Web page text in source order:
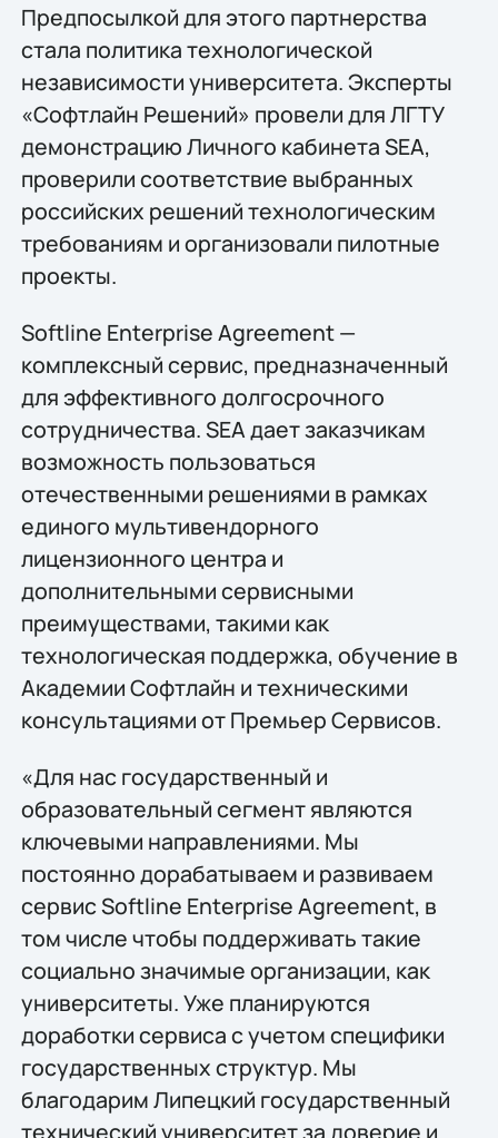
Предпосылкой для этого партнерства
стала политика технологической
независимости университета. Эксперты
«Софтлайн Решений» провели для ЛГТУ
демонстрацию Личного кабинета SEA,
проверили соответствие выбранных
российских решений технологическим
требованиям и организовали пилотные
проекты.
Softline Enterprise Agreement —
комплексный сервис, предназначенный
для эффективного долгосрочного
сотрудничества. SEA дает заказчикам
возможность пользоваться
отечественными решениями в рамках
единого мультивендорного
лицензионного центра и
дополнительными сервисными
преимуществами, такими как
технологическая поддержка, обучение в
Академии Софтлайн и техническими
консультациями от Премьер Сервисов.
«Для нас государственный и
образовательный сегмент являются
ключевыми направлениями. Мы
постоянно дорабатываем и развиваем
сервис Softline Enterprise Agreement, в
том числе чтобы поддерживать такие
социально значимые организации, как
университеты. Уже планируются
доработки сервиса с учетом специфики
государственных структур. Мы
благодарим Липецкий государственный